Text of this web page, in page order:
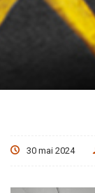
30 mai 2024